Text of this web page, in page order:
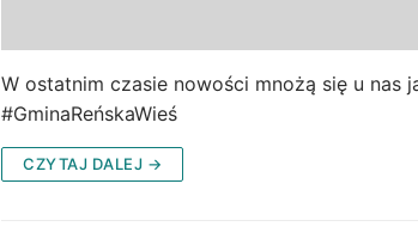
W ostatnim czasie nowości mnożą się u nas
#GminaReńskaWieś
CZYTAJ DALEJ →